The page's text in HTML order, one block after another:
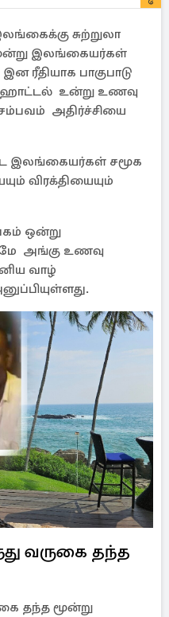
சுற்றுலா
இலங்கையர்கள்
ரீதியாக பாகுபாடு
ஹோட்டல் உன்று உணவு
சம்பவம் அதிர்ச்சியை
இலங்கையர்கள் சமூக
விரக்தியையும்
ஒன்று
அங்கு உணவு
வாழ்
வருகை தந்த
தந்த மூன்று